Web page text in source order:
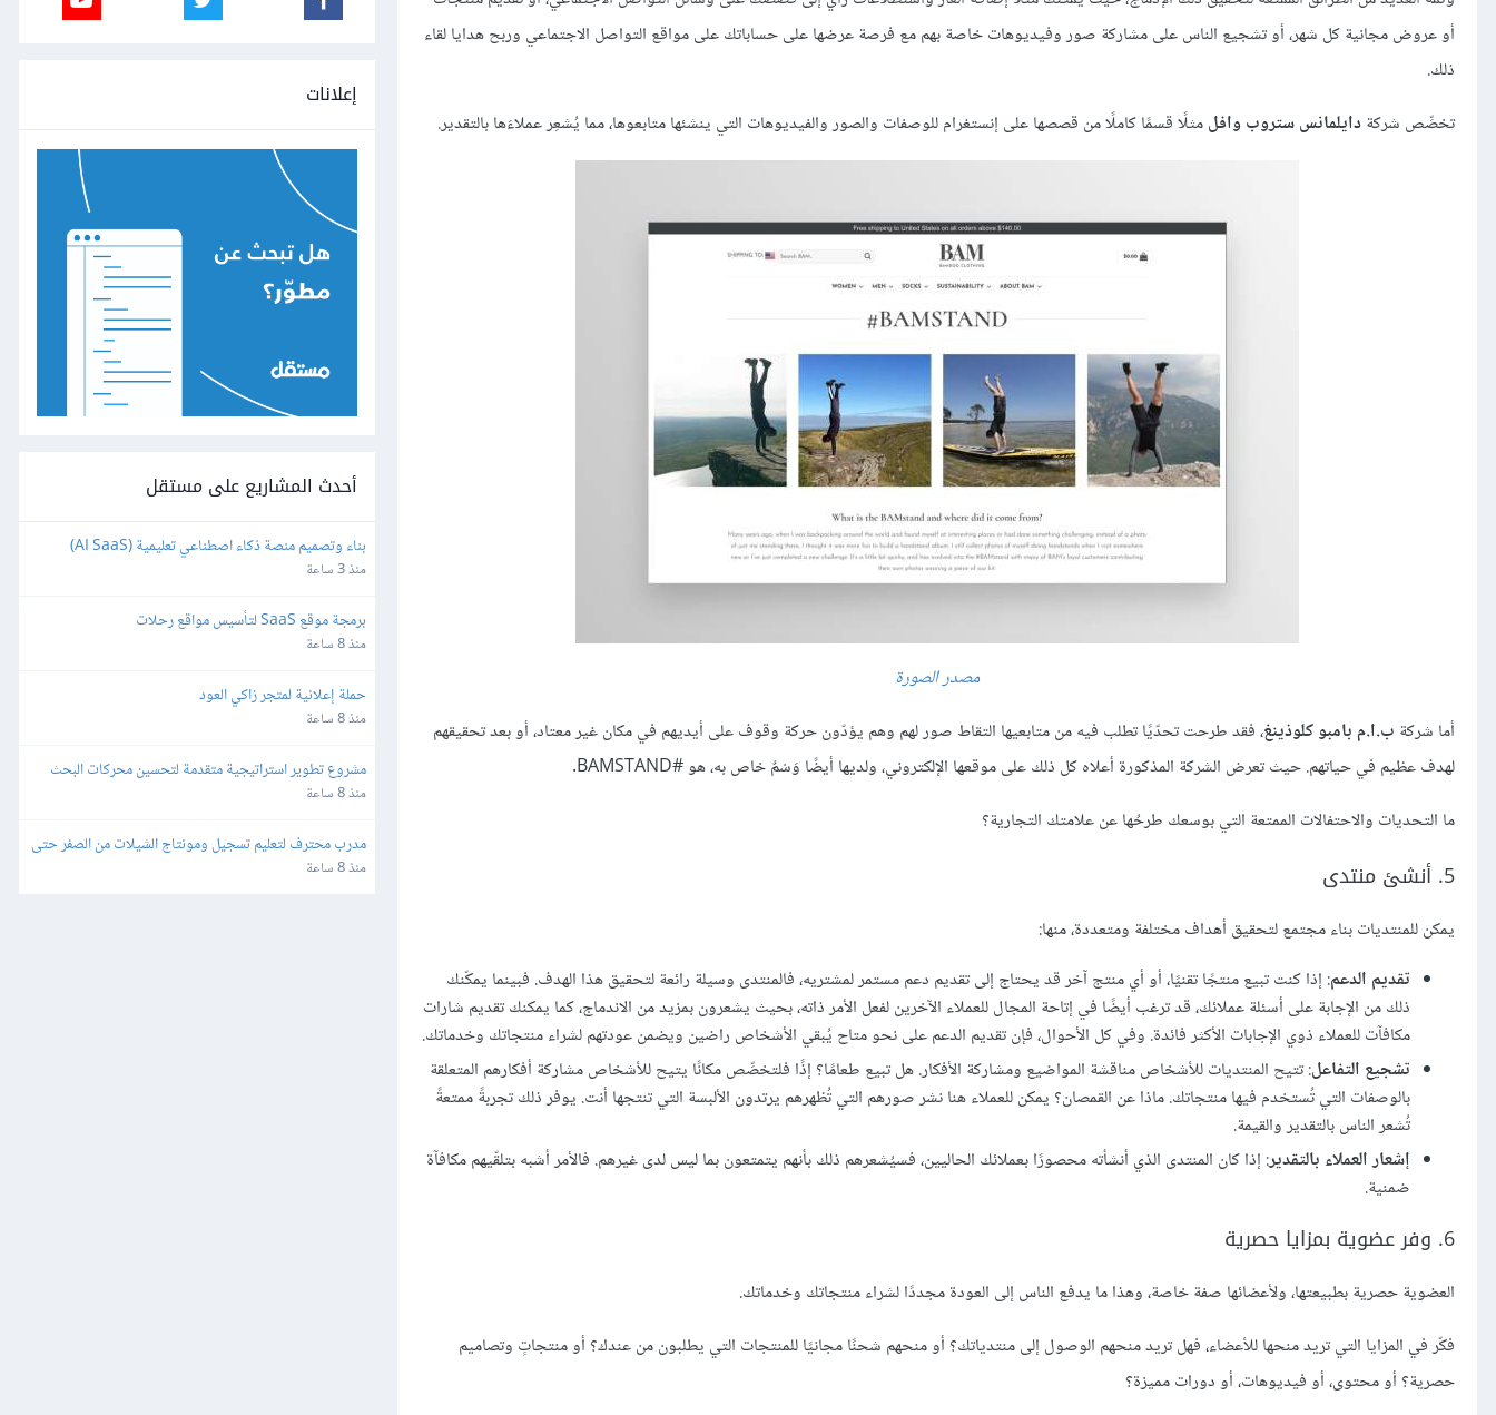
أو عروض مجانية كل شهر، أو تشجيع الناس على مشاركة صور وفيديوهات خاصة بهم مع فرصة عرضها على حساباتك على مواقع التواصل الاجتماعي وربح هدايا لقاء
ذلك.
تخصِّص شركةدايلمانس ستروب وافلمثلًا قسمًا كاملًا من قصصها على إنستغرام للوصفات والصور والفيديوهات التي ينشئها متابعوها، مما يُشعِر عملاءَها بالتقدير.
مصدر الصورة
أما شركة ب.ا.م بامبو كلوذينغ، فقد طرحت تحدّيًا تطلب فيه من متابعيها التقاط صور لهم وهم يؤدّون حركة وقوف على أيديهم في مكان غير معتاد، أو بعد تحقيقهم
لهدف عظيم في حياتهم. حيث تعرض الشركة المذكورة أعلاه كل ذلك على موقعها الإلكتروني، ولديها أيضًا وَسْمٌ خاص به، هو #BAMSTAND.
ما التحديات والاحتفالات الممتعة التي بوسعك طرحُها عن علامتك التجارية؟
5. أنشئ منتدى
يمكن للمنتديات بناء مجتمع لتحقيق أهداف مختلفة ومتعددة، منها:
تقديم الدعم: إذا كنت تبيع منتجًا تقنيًا، أو أي منتج آخر قد يحتاج إلى تقديم دعم مستمر لمشتريه، فالمنتدى وسيلة رائعة لتحقيق هذا الهدف. فبينما يمكّنك
ذلك من الإجابة على أسئلة عملائك، قد ترغب أيضًا في إتاحة المجال للعملاء الآخرين لفعل الأمر ذاته، بحيث يشعرون بمزيد من الاندماج، كما يمكنك تقديم شارات
مكافآت للعملاء ذوي الإجابات الأكثر فائدة. وفي كل الأحوال، فإن تقديم الدعم على نحو متاح يُبقي الأشخاص راضين ويضمن عودتهم لشراء منتجاتك وخدماتك.
تشجيع التفاعل: تتيح المنتديات للأشخاص مناقشة المواضيع ومشاركة الأفكار. هل تبيع طعامًا؟ إذًا فلتخصِّص مكانًا يتيح للأشخاص مشاركة أفكارهم المتعلقة
بالوصفات التي تُستخدم فيها منتجاتك. ماذا عن القمصان؟ يمكن للعملاء هنا نشر صورهم التي تُظهرهم يرتدون الألبسة التي تنتجها أنت. يوفر ذلك تجربةً ممتعةً
تُشعر الناس بالتقدير والقيمة.
إشعار العملاء بالتقدير: إذا كان المنتدى الذي أنشأته محصورًا بعملائك الحاليين، فسيُشعرهم ذلك بأنهم يتمتعون بما ليس لدى غيرهم. فالأمر أشبه بتلقّيهم مكافآة
ضمنية.
6. وفر عضوية بمزايا حصرية
العضوية حصرية بطبيعتها، ولأعضائها صفة خاصة، وهذا ما يدفع الناس إلى العودة مجددًا لشراء منتجاتك وخدماتك.
فكّر في المزايا التي تريد منحها للأعضاء، فهل تريد منحهم الوصول إلى منتدياتك؟ أو منحهم شحنًا مجانيًا للمنتجات التي يطلبون من عندك؟ أو منتجاتٍ وتصاميم
حصرية؟ أو محتوى، أو فيديوهات، أو دورات مميزة؟
إعلانات
أحدث المشاريع على مستقل
للمعلمين باستخدام Bubble.io
منذ 3 ساعة
برمجة موقع SaaS لتأسيس مواقع رحلات
منذ 8 ساعة
حملة إعلانية لمتجر زاكي العود
منذ 8 ساعة
(SEO) والفهرسة (Indexing)منذ 8 ساعة
الاحتراف
منذ 8 ساعة